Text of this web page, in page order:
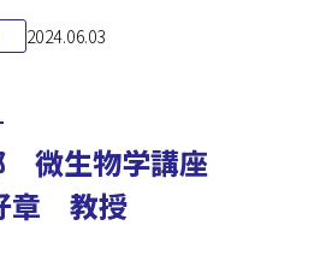
2024.06.03
微生物学講座
章 教授